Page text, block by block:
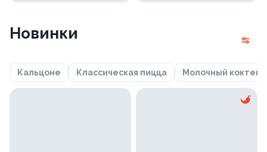
Новинки
Кальцоне Классическая пицца Молочный